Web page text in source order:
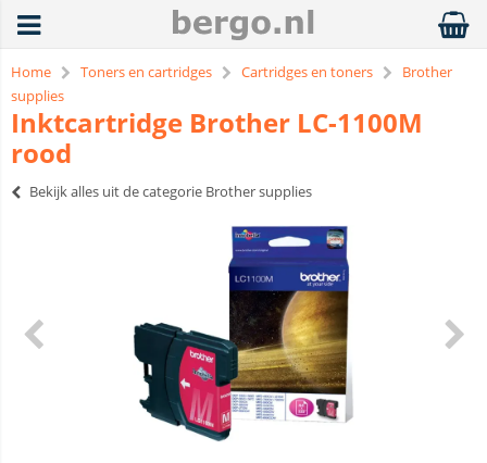
Home Toners en cartridges Cartridges en toners
Brother
supplies
Inktcartridge Brother LC-1100M
rood
Bekijk alles uit de categorie Brother supplies